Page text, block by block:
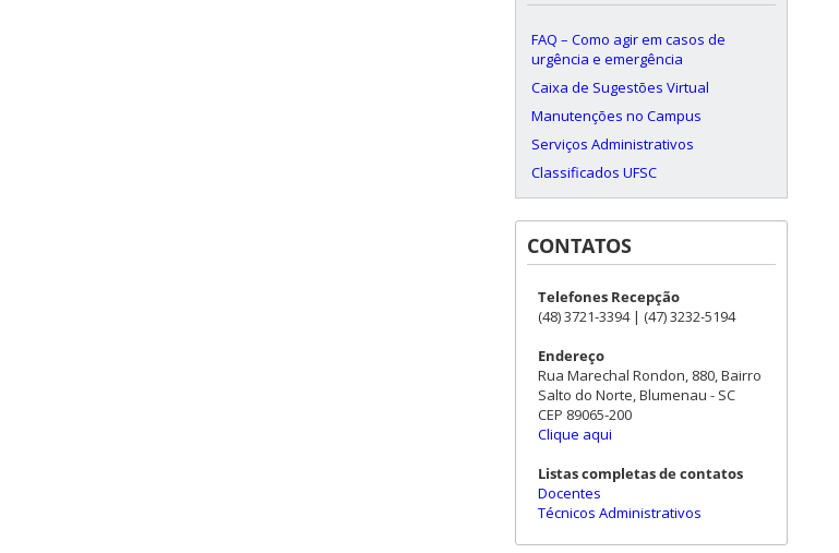
FAQ – Como agir em casos de
urgência e emergência
Caixa de Sugestões Virtual
Manutenções no Campus
Serviços Administrativos
Classificados UFSC
CONTATOS
Telefones Recepção
(48) 3721-3394 | (47) 3232-5194
Endereço
Rua Marechal Rondon, 880, Bairro
Salto do Norte, Blumenau - SC
CEP 89065-200
Clique aqui
Listas completas de contatos
Docentes
Técnicos Administrativos